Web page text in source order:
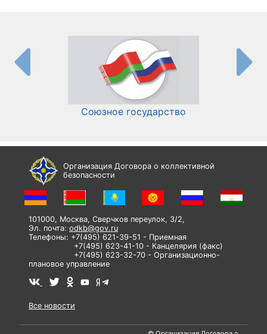
Союзное государство
Организация Договора о коллективной
безопасности
101000, Москва, Сверчков переулок, 3/2,
Эл. почта: odkb@gov.ru
Телефоны: +7(495) 621-39-51 - Приемная
+7(495) 623-41-10 - Канцелярия (факс)
+7(495) 623-32-70 - Организационно-
плановое управление
Все новости